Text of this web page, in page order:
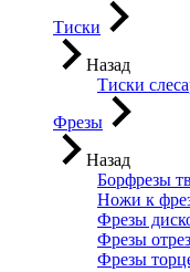
Тиски
Назад
Тиски
Фрезы
Назад
Борфрезы
Ножи к
Фрезы
Фрезы
Фрезы